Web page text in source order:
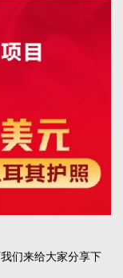
们来给大家分享下